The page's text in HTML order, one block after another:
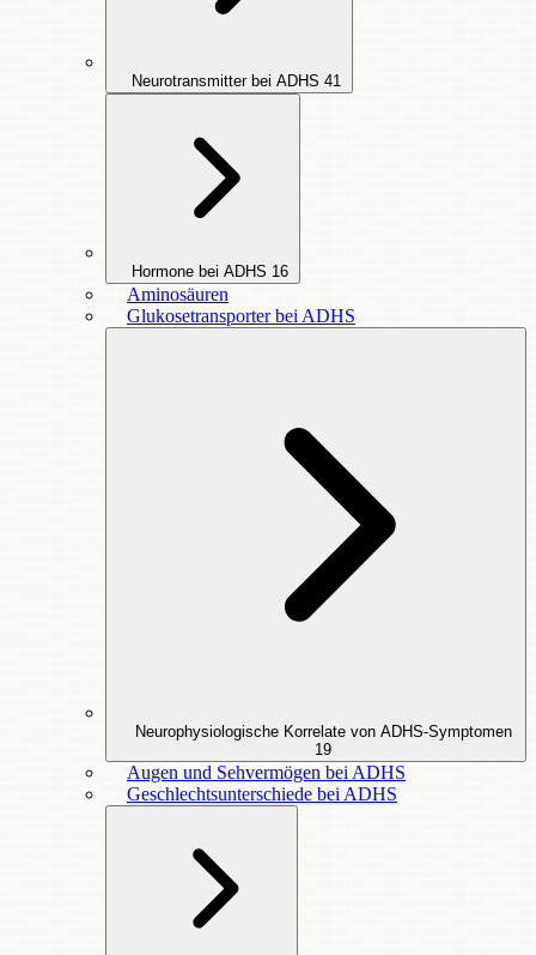
Neurotransmitter bei ADHS 41
Hormone bei ADHS 16
Aminosäuren
Glukosetransporter bei ADHS
Neurophysiologische Korrelate von ADHS-Symptomen
19
Augen und Sehvermögen bei ADHS
Geschlechtsunterschiede bei ADHS